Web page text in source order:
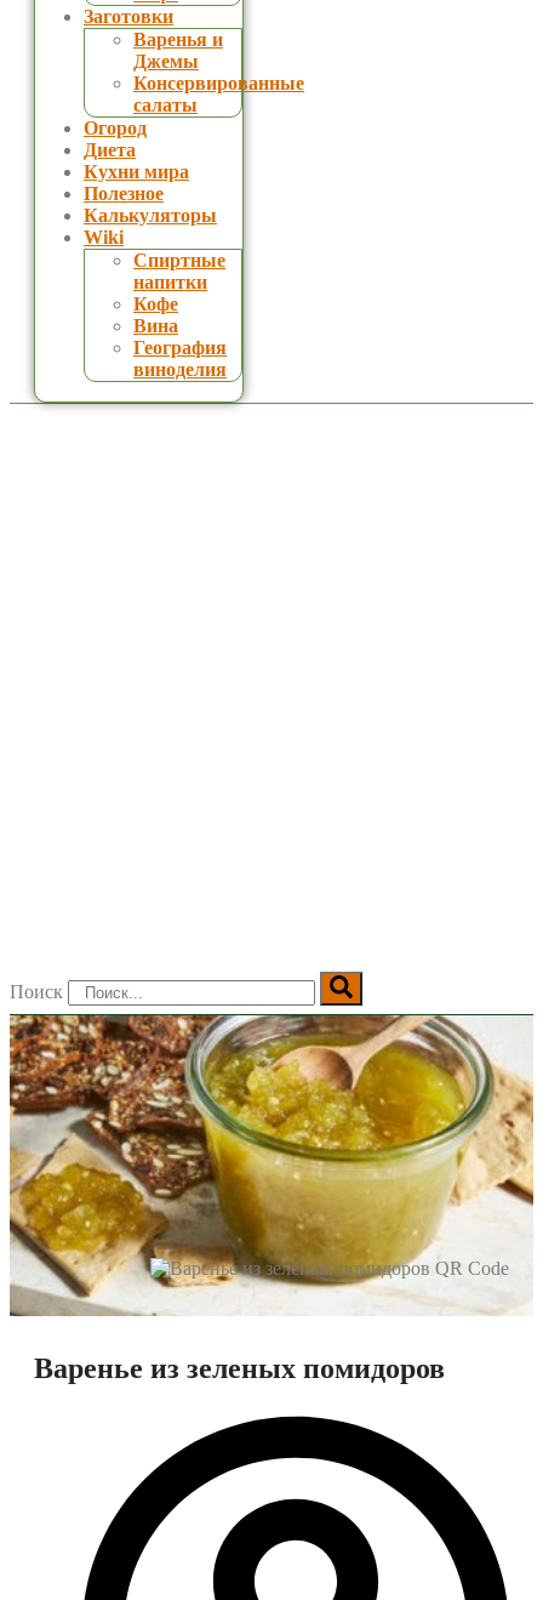
Заготовки
Варенья и
Джемы
Консервированные
салаты
Огород
Диета
Кухни мира
Полезное
Калькуляторы
Wiki
Спиртные
напитки
Кофе
Вина
География
виноделия
Поиск
Варенье из зеленых помидоров